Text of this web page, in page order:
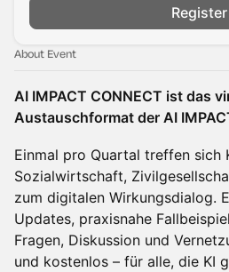
Register
About Event
AI IMPACT CONNECT ist das
Austauschformat der AI
Einmal pro Quartal treffen sich
Sozialwirtschaft,
zum digitalen Wirkungsdialog.
Updates, praxisnahe
Fragen, Diskussion und
und kostenlos – für alle, die KI